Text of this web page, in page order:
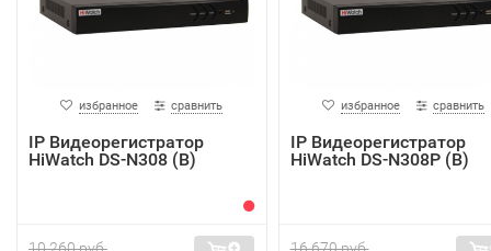
избранное сравнить
IP Видеорегистратор
HiWatch DS-N308 (B)
10 260 руб.
избранное сравнить
IP Видеорегистратор
HiWatch DS-N308P (B)
16 670 руб.